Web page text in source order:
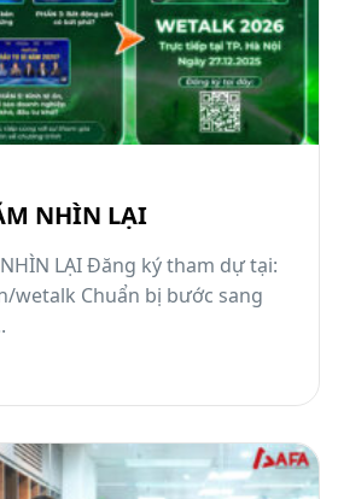
NHÌN LẠI
LẠI Đăng ký tham dự tại:
wetalk Chuẩn bị bước sang